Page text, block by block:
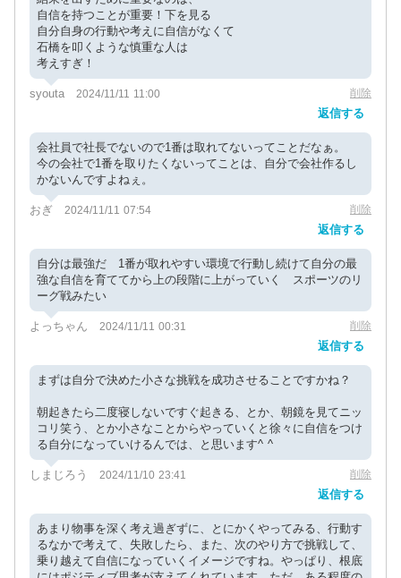
自信を持つことが重要！下を見る
自分自身の行動や考えに自信がなくて
石橋を叩くような慎重な人は
考えすぎ！
syouta 2024/11/11 11:00 削除
返信する
会社員で社長でないので1番は取れてないってことだなぁ。
今の会社で1番を取りたくないってことは、自分で会社作るし
かないんですよねぇ。
おぎ 2024/11/11 07:54 削除
返信する
自分は最強だ 1番が取れやすい環境で行動し続けて自分の最
強な自信を育ててから上の段階に上がっていく スポーツのリ
ーグ戦みたい
よっちゃん 2024/11/11 00:31 削除
返信する
まずは自分で決めた小さな挑戦を成功させることですかね？
朝起きたら二度寝しないですぐ起きる、とか、朝鏡を見てニッ
コリ笑う、とか小さなことからやっていくと徐々に自信をつけ
る自分になっていけるんでは、と思います^ ^
しまじろう 2024/11/10 23:41 削除
返信する
あまり物事を深く考え過ぎずに、とにかくやってみる、行動す
るなかで考えて、失敗したら、また、次のやり方で挑戦して、
乗り越えて自信になっていくイメージですね。やっぱり、根底